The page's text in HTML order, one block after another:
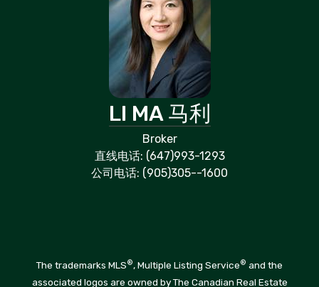
LI MA 马利
Broker
直线电话: (647)993-1293
公司电话: (905)305--1600
The trademarks MLS®, Multiple Listing Service® and the
associated logos are owned by The Canadian Real Estate